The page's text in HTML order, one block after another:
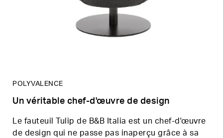
POLYVALENCE
Un véritable chef-d'œuvre de design
Le fauteuil Tulip de B&B Italia est un chef-d'œuvre
de design qui ne passe pas inaperçu grâce à sa